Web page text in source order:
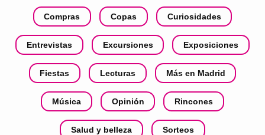
Compras Copas Curiosidades
Entrevistas Excursiones Exposiciones
Fiestas Lecturas Más en Madrid
Música Opinión Rincones
Salud y belleza Sorteos